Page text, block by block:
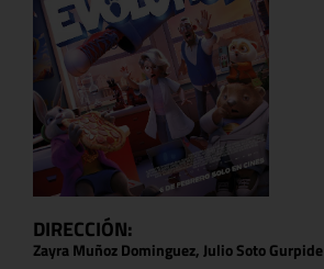
DIRECCIÓN:
Zayra Muñoz Dominguez, Julio Soto Gurpide